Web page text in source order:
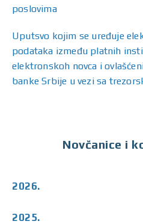
poslovima
Uputsvo kojim se uređuje
podataka između platnih
elektronskoh novca i
banke Srbije u vezi sa
Novčanice i
2026.
2025.